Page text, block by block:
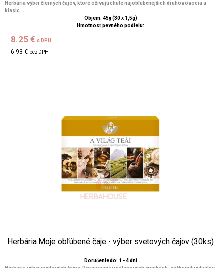
Herbária výber čiernych čajov, ktoré oživujú chute najobľúbenejších druhov ovocia a
klasic...
Objem: 45g (30 x 1,5g)
Hmotnosť pevného podielu:
8.25 € s DPH
6.93 € bez DPH
Herbária Moje obľúbené čaje - výber svetových čajov (30ks)
Doručenie do: 1 - 4 dní